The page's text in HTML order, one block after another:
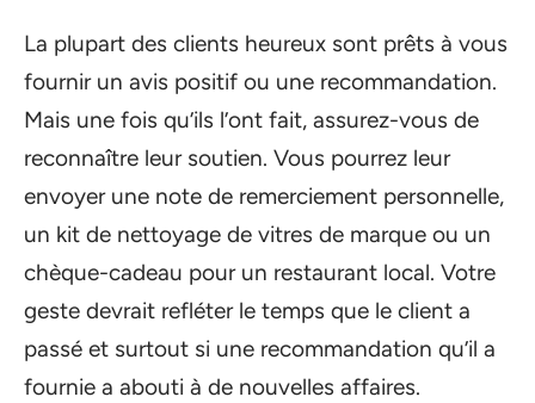
La plupart des clients heureux sont prêts à vous
fournir un avis positif ou une recommandation.
Mais une fois qu’ils l’ont fait, assurez-vous de
reconnaître leur soutien. Vous pourrez leur
envoyer une note de remerciement personnelle,
un kit de nettoyage de vitres de marque ou un
chèque-cadeau pour un restaurant local. Votre
geste devrait refléter le temps que le client a
passé et surtout si une recommandation qu’il a
fournie a abouti à de nouvelles affaires.